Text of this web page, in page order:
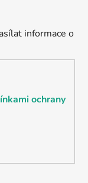
informace o
ochrany